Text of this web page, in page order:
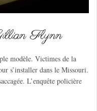
Flynn
modèle. Victimes de la
s’installer dans le Missouri.
L’enquête policière